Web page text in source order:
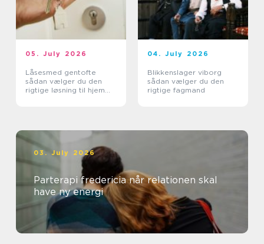
05. July 2026
Låsesmed gentofte
sådan vælger du den
rigtige løsning til hjem
04. July 2026
Blikkenslager viborg
sådan vælger du den
rigtige fagmand
03. July 2026
Parterapi fredericia når relationen skal
have ny energi